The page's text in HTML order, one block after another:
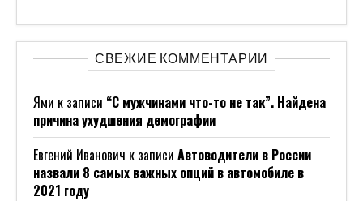
СВЕЖИЕ КОММЕНТАРИИ
Ями к записи “С мужчинами что-то не так”. Найдена
причина ухудшения демографии
Евгений Иванович к записи Автоводители в России
назвали 8 самых важных опций в автомобиле в
2021 году